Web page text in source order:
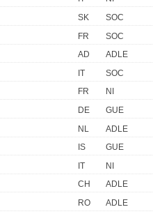
SK
SOC
FR
SOC
AD
ADLE
IT
SOC
FR
NI
DE
GUE
NL
ADLE
IS
GUE
IT
NI
CH
ADLE
RO
ADLE